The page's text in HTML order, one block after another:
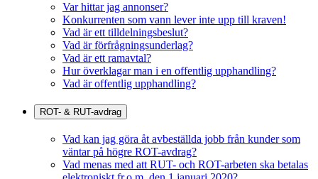
Var hittar jag annonser?
Konkurrenten som vann lever inte upp till kraven!
Vad är ett tilldelningsbeslut?
Vad är förfrågningsunderlag?
Vad är ett ramavtal?
Hur överklagar man i en offentlig upphandling?
Vad är offentlig upphandling?
ROT- & RUT-avdrag
Vad kan jag göra åt avbeställda jobb från kunder som
väntar på högre ROT-avdrag?
Vad menas med att RUT- och ROT-arbeten ska betalas